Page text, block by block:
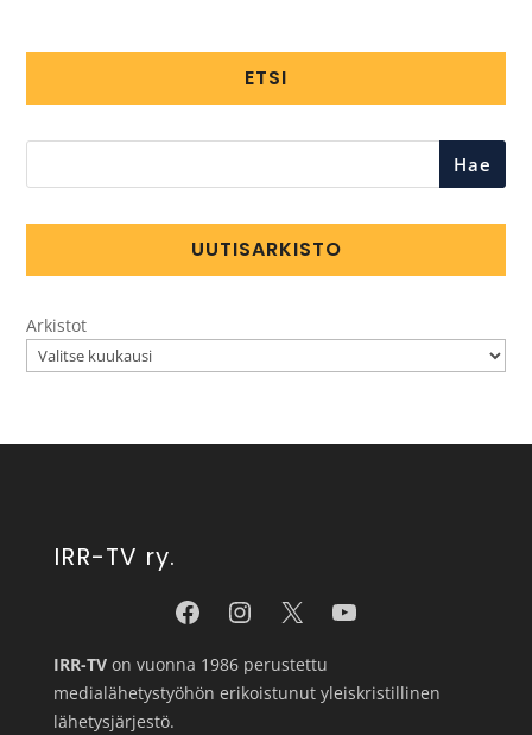
ETSI
Hae
UUTISARKISTO
Arkistot
IRR-TV ry.
IRR-TVon vuonna 1986 perustettu
medialähetystyöhön erikoistunut yleiskristillinen
lähetysjärjestö.